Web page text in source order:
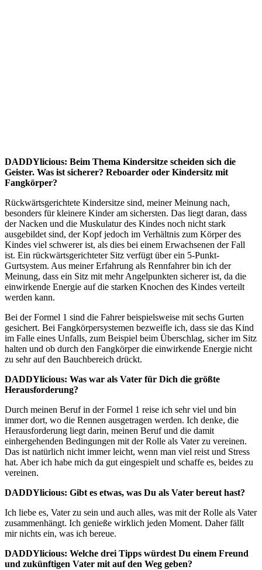
DADDYlicious: Beim Thema Kindersitze scheiden sich die
Geister. Was ist sicherer? Reboarder oder Kindersitz mit
Fangkörper?
Rückwärtsgerichtete Kindersitze sind, meiner Meinung nach,
besonders für kleinere Kinder am sichersten. Das liegt daran, dass
der Nacken und die Muskulatur des Kindes noch nicht stark
ausgebildet sind, der Kopf jedoch im Verhältnis zum Körper des
Kindes viel schwerer ist, als dies bei einem Erwachsenen der Fall
ist. Ein rückwärtsgerichteter Sitz verfügt über ein 5-Punkt-
Gurtsystem. Aus meiner Erfahrung als Rennfahrer bin ich der
Meinung, dass ein Sitz mit mehr Angelpunkten sicherer ist, da die
einwirkende Energie auf die starken Knochen des Kindes verteilt
werden kann.
Bei der Formel 1 sind die Fahrer beispielsweise mit sechs Gurten
gesichert. Bei Fangkörpersystemen bezweifle ich, dass sie das Kind
im Falle eines Unfalls, zum Beispiel beim Überschlag, sicher im Sitz
halten und ob durch den Fangkörper die einwirkende Energie nicht
zu sehr auf den Bauchbereich drückt.
DADDYlicious: Was war als Vater für Dich die größte
Herausforderung?
Durch meinen Beruf in der Formel 1 reise ich sehr viel und bin
immer dort, wo die Rennen ausgetragen werden. Ich denke, die
Herausforderung liegt darin, meinen Beruf und die damit
einhergehenden Bedingungen mit der Rolle als Vater zu vereinen.
Das ist natürlich nicht immer leicht, wenn man viel reist und Stress
hat. Aber ich habe mich da gut eingespielt und schaffe es, beides zu
vereinen.
DADDYlicious: Gibt es etwas, was Du als Vater bereut hast?
Ich liebe es, Vater zu sein und auch alles, was mit der Rolle als Vater
zusammenhängt. Ich genieße wirklich jeden Moment. Daher fällt
mir nichts ein, was ich bereue.
DADDYlicious: Welche drei Tipps würdest Du einem Freund
und zukünftigen Vater mit auf den Weg geben?